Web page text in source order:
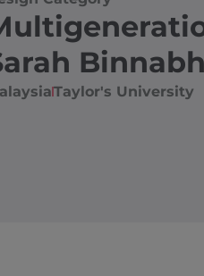
Taylor's University